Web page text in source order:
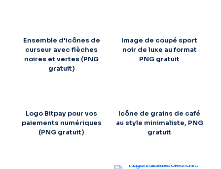
Ensemble d'icônes de
curseur avec flèches
noires et vertes (PNG
gratuit)
Image de coupé sport
noir de luxe au format
PNG gratuit
Logo Bitpay pour vos
paiements numériques
(PNG gratuit)
Icône de grains de café
au style minimaliste, PNG
gratuit